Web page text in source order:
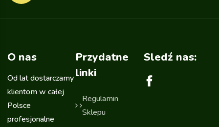
O nas
Od lat dostarczamy
klientom w całej
Polsce
profesjonalne
Przydatne
linki
Regulamin
Sklepu
Sledź nas: